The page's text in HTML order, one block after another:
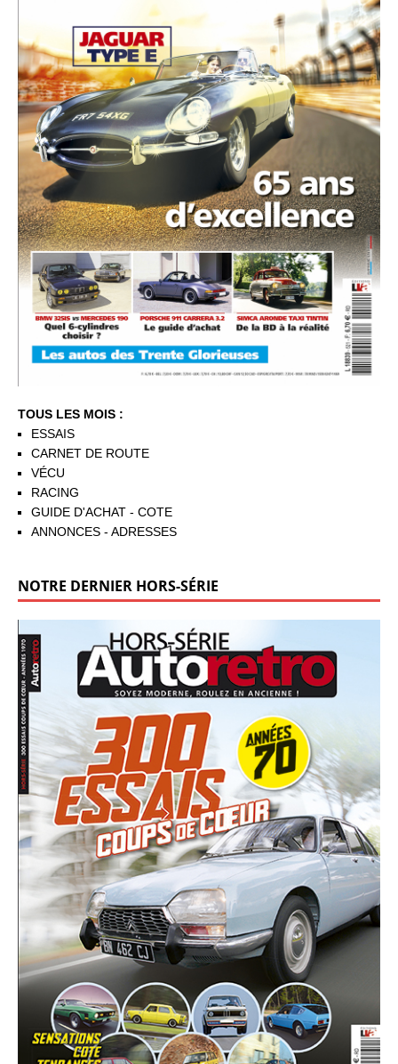
TOUS LES MOIS :
ESSAIS
CARNET DE ROUTE
VÉCU
RACING
GUIDE D'ACHAT - COTE
ANNONCES - ADRESSES
NOTRE DERNIER HORS-SÉRIE